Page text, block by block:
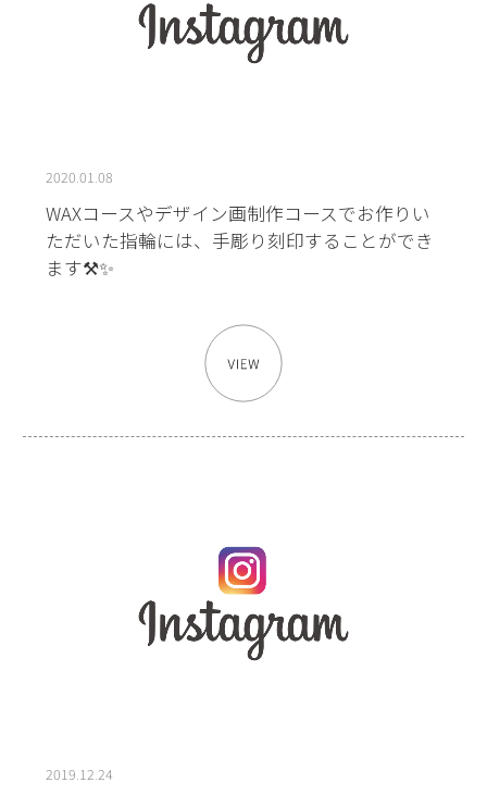
2020.01.08
WAXコースやデザイン画制作コースでお作りい
ただいた指輪には、手彫り刻印することができ
ます⚒✨
2019.12.24